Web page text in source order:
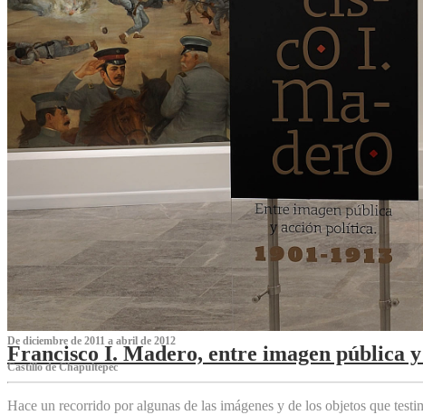
De diciembre de 2011 a abril de 2012
Francisco I. Madero, entre imagen pública
Castillo de Chapultepec
Hace un recorrido por algunas de las imágenes y de los objetos que